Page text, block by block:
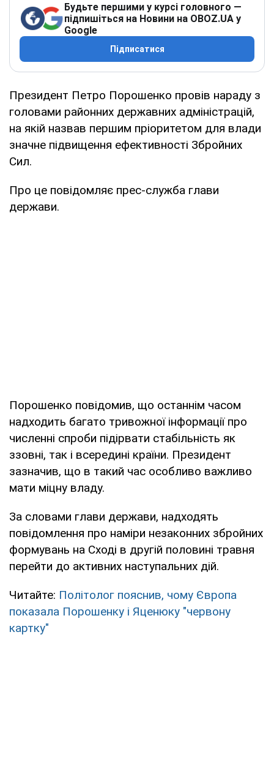
Будьте першими у курсі головного —
підпишіться на Новини на OBOZ.UA у
Google
Підписатися
Президент Петро Порошенко провів нараду з
головами районних державних адміністрацій,
на якій назвав першим пріоритетом для влади
значне підвищення ефективності Збройних
Сил.
Про це повідомляє прес-служба глави
держави.
Порошенко повідомив, що останнім часом
надходить багато тривожної інформації про
численні спроби підірвати стабільність як
ззовні, так і всередині країни. Президент
зазначив, що в такий час особливо важливо
мати міцну владу.
За словами глави держави, надходять
повідомлення про наміри незаконних збройних
формувань на Сході в другій половині травня
перейти до активних наступальних дій.
Читайте: Політолог пояснив, чому Європа
показала Порошенку і Яценюку "червону
картку"